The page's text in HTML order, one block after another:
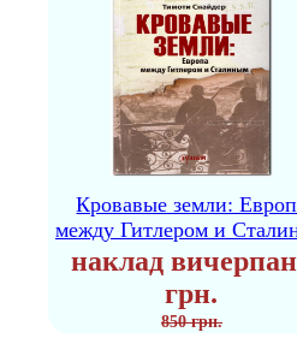
Кровавые земли:
между Гитлером и
наклад
грн.
850 грн.